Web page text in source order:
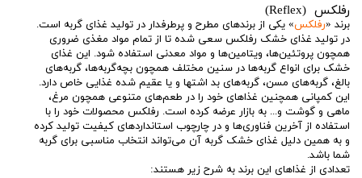
رفلکس (Reflex)
برند «رفلکس» یکی از برندهای مطرح و پرطرفدار در تولید غذای گربه است.
در تولید غذای خشک رفلکس سعی شده تا از تمام مواد مغذی ضروری
همچون پروتئین‌ها، ویتامین‌ها و مواد معدنی استفاده شود. این غذای
خشک برای انواع گربه‌ها در سنین مختلف همچون بچه‌گربه‌ها، گربه‌های
بالغ، گربه‌های مسن، گربه‌های بد اشتها و یا عقیم شده غذایی خاص دارد.
این کمپانی همچنین غذاهای خود را در طعم‌های متنوعی همچون مرغ،
ماهی و گوشت و... به بازار عرضه کرده است. رفلکس محصولات خود را با
استفاده از آخرین فناوری‌ها و در چارچوب استانداردهای کیفیت تولید کرده
و به همین دلیل غذای خشک گربه آن می‌تواند انتخاب مناسبی برای گربه
شما باشد.
تعدادی از غذاهای این برند به شرح زیر هستند: